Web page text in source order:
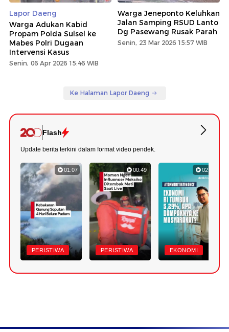
Lapor Daeng
Warga Adukan Kabid
Propam Polda Sulsel ke
Mabes Polri Dugaan
Intervensi Kasus
Senin, 06 Apr 2026 15:46 WIB
Warga Jeneponto Keluhkan
Jalan Samping RSUD Lanto
Dg Pasewang Rusak Parah
Senin, 23 Mar 2026 15:57 WIB
Ke Halaman Lapor Daeng
Flash
Update berita terkini dalam format video pendek.
01:07
PERISTIWA
00:49
PERISTIWA
02:52
EKONOMI